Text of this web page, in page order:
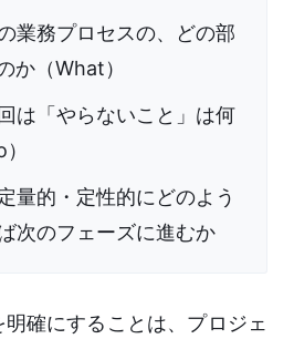
業務プロセスの、どの部
か（What）
は「やらないこと」は何
定量的・定性的にどのよう
次のフェーズに進むか
確にすることは、プロジェ